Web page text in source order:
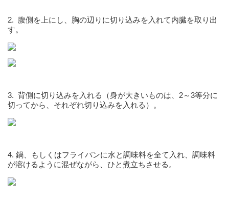
2. 腹側を上にし、胸の辺りに切り込みを入れて内臓を取り出
す。
3. 背側に切り込みを入れる（身が大きいものは、2～3等分に
切ってから、それぞれ切り込みを入れる）。
4. 鍋、もしくはフライパンに水と調味料を全て入れ、調味料
が溶けるように混ぜながら、ひと煮立ちさせる。